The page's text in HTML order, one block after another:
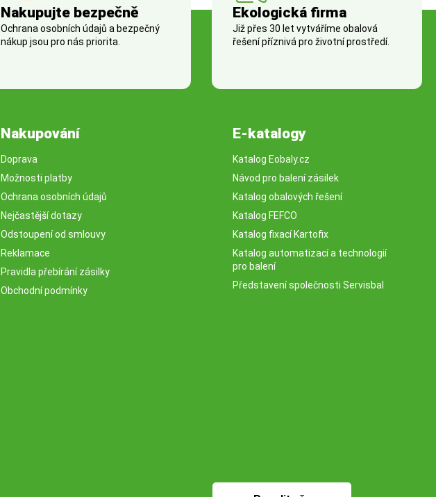
Nakupujte bezpečně
Ochrana osobních údajů a bezpečný
nákup jsou pro nás priorita.
Ekologická firma
Již přes 30 let vytváříme obalová
řešení příznivá pro životní prostředí.
Nakupování
Doprava
Možnosti platby
Ochrana osobních údajů
Nejčastější dotazy
Odstoupení od smlouvy
Reklamace
Pravidla přebírání zásilky
Obchodní podmínky
E-katalogy
Katalog Eobaly.cz
Návod pro balení zásilek
Katalog obalových řešení
Katalog FEFCO
Katalog fixací Kartofix
Katalog automatizací a technologií
pro balení
Představení společnosti Servisbal